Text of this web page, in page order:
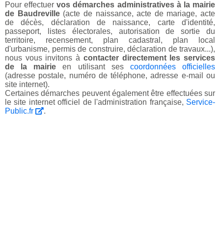
Pour effectuervos démarches administratives à la mairie
de Baudreville(acte de naissance, acte de mariage, acte
de décès, déclaration de naissance, carte d'identité,
passeport, listes électorales, autorisation de sortie du
territoire, recensement, plan cadastral, plan local
d'urbanisme, permis de construire, déclaration de travaux...),
nous vous invitons à contacter directement les services
de la mairie en utilisant ses coordonnées officielles
(adresse postale, numéro de téléphone, adresse e-mail ou
site internet).
Certaines démarches peuvent également être effectuées sur
le site internet officiel de l'administration française, Service-
Public.fr
.